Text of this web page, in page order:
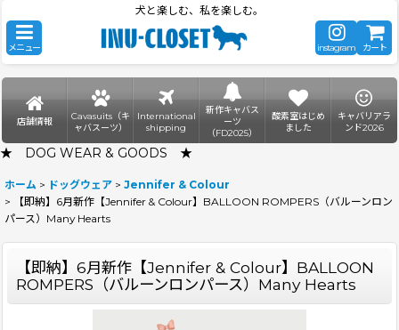
犬と楽しむ、私を楽しむ。
メニュー instagram カート
店舗情報
Cavasuits（キ
ャバスーツ）
International
shipping
新作キャバス
ーツ
（FD2025）
酸素室はじめ
ました
キャバリアラ
ンド2026
★ DOG WEAR & GOODS ★
ホーム > ドッグウェア > Jennifer & Colour
>
【即納】6月新作【Jennifer & Colour】BALLOON ROMPERS（バルーンロン
パース）Many Hearts
【即納】6月新作【Jennifer & Colour】BALLOON
ROMPERS（バルーンロンパース）Many Hearts